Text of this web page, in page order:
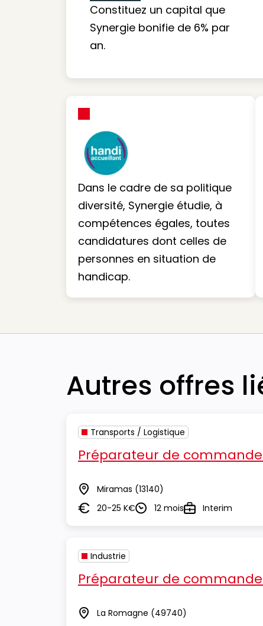
Constituez un capital que
Synergie bonifie de 6% par
an.
Dans le cadre de sa politique
diversité, Synergie étudie, à
compétences égales, toutes
candidatures dont celles de
personnes en situation de
handicap.
Autres offres
Transports / Logistique
Préparateur de
Lieu Miramas (13140)
Salaire20-25 K€Durée12 moisTypeInterim
Industrie
Préparateur de
Lieu La Romagne (49740)